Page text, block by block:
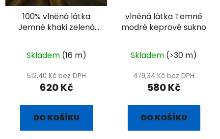
100% vlněná látka
Jemné khaki zelená
Skladem (16 m)
512,40 Kč bez DPH
620 Kč
DO KOŠÍKU
vlněná látka Temně
modré keprové sukno
Skladem (>30 m)
479,34 Kč bez DPH
580 Kč
DO KOŠÍKU